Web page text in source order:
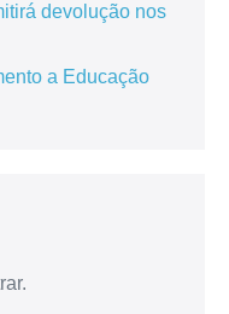
devolução nos
a Educação